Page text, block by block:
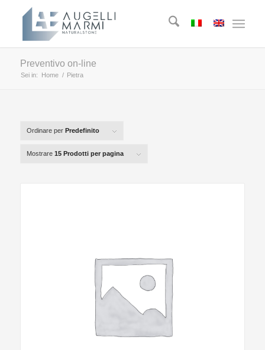
Preventivo on-line
Sei in: Home / Pietra
Ordinare per Predefinito
Mostrare 15 Prodotti per pagina